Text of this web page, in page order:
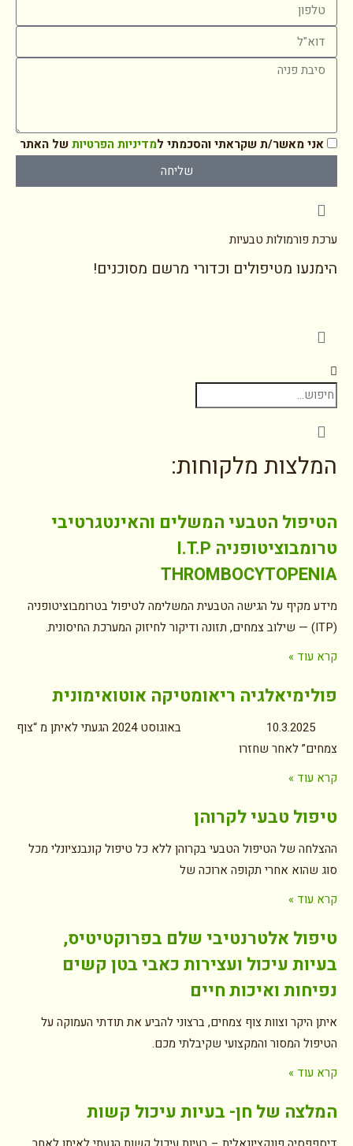
אני מאשר/ת שקראתי והסכמתי למדיניות הפרטיותשל האתר
שליחה
ערכת פורמולות טבעיות
הימנעו מטיפולים וכדורי מרשם מסוכנים!
המלצות מלקוחות:
הטיפול הטבעי המשלים והאינטגרטיבי
טרומבוציטופניה I.T.P
THROMBOCYTOPENIA
מידע מקיף על הגישה הטבעית המשלימה לטיפול בטרומבוציטופניה
(ITP) — שילוב צמחים, תזונה ודיקור לחיזוק המערכת החיסונית.
קרא עוד »
פולימיאלגיה ריאומטיקה אוטואימונית
10.3.2025 באוגוסט 2024 הגעתי לאיתן מ “צוף
צמחים” לאחר שחזרו
קרא עוד »
טיפול טבעי לקרוהן
ההצלחה של הטיפול הטבעי בקרוהן ללא כל טיפול קונבנציונלי מכל
סוג שהוא אחרי תקופה ארוכה של
קרא עוד »
טיפול אלטרנטיבי שלם בפרוקטיטיס,
בעיות עיכול ועצירות כאבי בטן קשים
נפיחות ואיכות חיים
איתן היקר וצוות צוף צמחים, ברצוני להביע את תודתי העמוקה על
הטיפול המסור והמקצועי שקיבלתי מכם.
קרא עוד »
המלצה של חן- בעיות עיכול קשות